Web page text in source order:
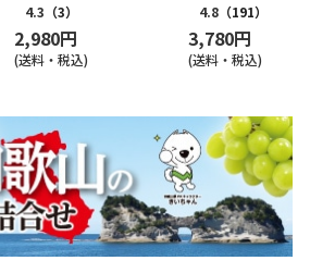
4.3 （3）
2,980円
(送料・税込)
4.8 （191）
3,780円
(送料・税込)